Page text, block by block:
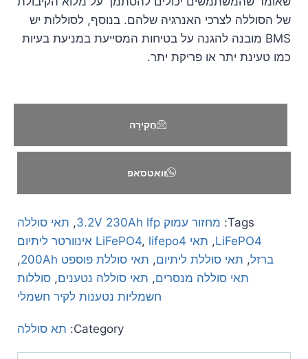
של הסוללה לצרכי האנרגיה שלהם. בנוסף, לסוללות יש
BMS מובנה להגנה על בטיחות המסייעת במניעת בעיות
כמו טעינת יתר או פריקת יתר.
חֲקִירָה
וואטסאפ
Tags: מחזור עמוק 3.2V 230Ah lfp , תאי סוללה
LiFePO4
, תאי LiFePO4 ,
lifepo4 אינוורטר ליתיום
ברזל, תאי סוללת ליתיום, תאי סוללת פוספט 200Ah
,
תאי סוללה מנסרים, תאי סוללה נטענים, סוללות
חשמליות נטענות לקיר חשמלי
Category: תא סוללה